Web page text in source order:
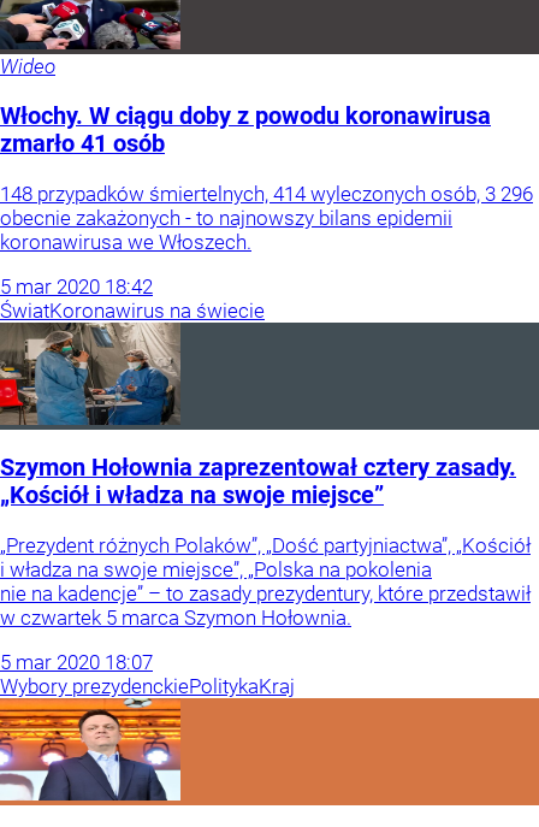
Wideo
Włochy. W ciągu doby z powodu koronawirusa
zmarło 41 osób
148 przypadków śmiertelnych, 414 wyleczonych osób, 3 296
obecnie zakażonych - to najnowszy bilans epidemii
koronawirusa we Włoszech.
5 mar 2020 18:42
ŚwiatKoronawirus na świecie
Szymon Hołownia zaprezentował cztery zasady.
„Kościół i władza na swoje miejsce”
„Prezydent różnych Polaków”, „Dość partyjniactwa”, „Kościół
i władza na swoje miejsce”, „Polska na pokolenia
nie na kadencje” – to zasady prezydentury, które przedstawił
w czwartek 5 marca Szymon Hołownia.
5 mar 2020 18:07
Wybory prezydenckiePolitykaKraj